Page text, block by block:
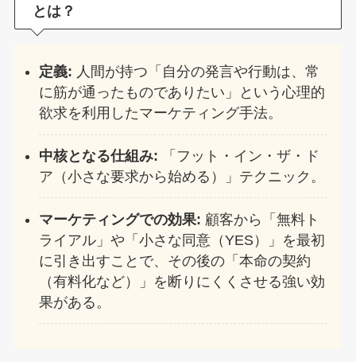
とは？
定義: 人間が持つ「自分の発言や行動は、常
に筋が通ったものでありたい」という心理的
欲求を利用したマーケティング手法。
中核となる仕組み: 「フット・イン・ザ・ド
ア（小さな要求から始める）」テクニック。
マーケティングでの効果: 顧客から「無料ト
ライアル」や「小さな同意（YES）」を最初
に引き出すことで、その後の「本命の契約
（有料化など）」を断りにくくさせる強い効
果がある。